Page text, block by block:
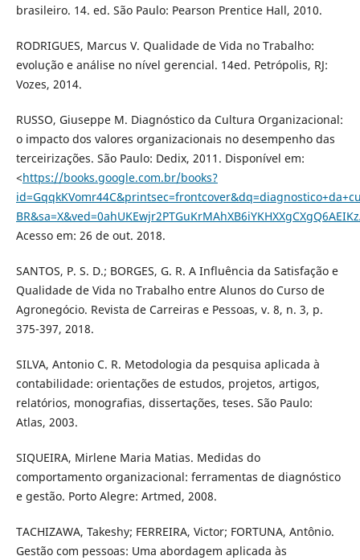
brasileiro. 14. ed. São Paulo: Pearson Prentice Hall, 2010.
RODRIGUES, Marcus V. Qualidade de Vida no Trabalho:
evolução e análise no nível gerencial. 14ed. Petrópolis, RJ:
Vozes, 2014.
RUSSO, Giuseppe M. Diagnóstico da Cultura Organizacional:
o impacto dos valores organizacionais no desempenho das
terceirizações. São Paulo: Dedix, 2011. Disponível em:
<https://books.google.com.br/books?
Acesso em: 26 de out. 2018.
SANTOS, P. S. D.; BORGES, G. R. A Influência da Satisfação e
Qualidade de Vida no Trabalho entre Alunos do Curso de
Agronegócio. Revista de Carreiras e Pessoas, v. 8, n. 3, p.
375-397, 2018.
SILVA, Antonio C. R. Metodologia da pesquisa aplicada à
contabilidade: orientações de estudos, projetos, artigos,
relatórios, monografias, dissertações, teses. São Paulo:
Atlas, 2003.
SIQUEIRA, Mirlene Maria Matias. Medidas do
comportamento organizacional: ferramentas de diagnóstico
e gestão. Porto Alegre: Artmed, 2008.
TACHIZAWA, Takeshy; FERREIRA, Victor; FORTUNA, Antônio.
Gestão com pessoas: Uma abordagem aplicada às